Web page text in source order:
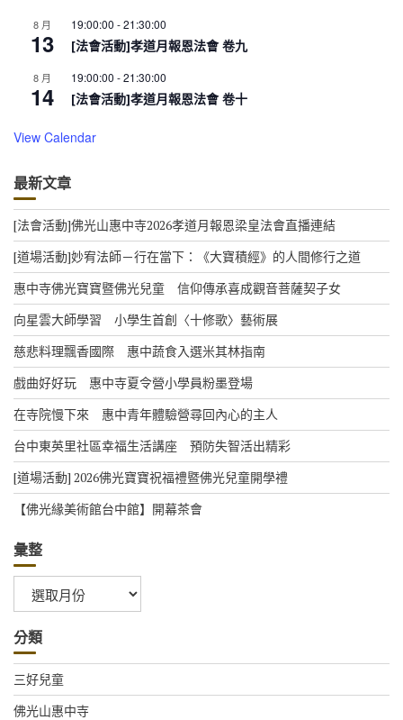
8 月
13
19:00:00 -21:30:00
[法會活動]孝道月報恩法會 卷九
8 月
14
19:00:00 -21:30:00
[法會活動]孝道月報恩法會 卷十
View Calendar
最新文章
[法會活動]佛光山惠中寺2026孝道月報恩梁皇法會直播連結
[道場活動]妙宥法師－行在當下：《大寶積經》的人間修行之道
惠中寺佛光寶寶暨佛光兒童 信仰傳承喜成觀音菩薩契子女
向星雲大師學習 小學生首創〈十修歌〉藝術展
慈悲料理飄香國際 惠中蔬食入選米其林指南
戲曲好好玩 惠中寺夏令營小學員粉墨登場
在寺院慢下來 惠中青年體驗營尋回內心的主人
台中東英里社區幸福生活講座 預防失智活出精彩
[道場活動] 2026佛光寶寶祝福禮暨佛光兒童開學禮
【佛光緣美術館台中館】開幕茶會
彙整
分類
三好兒童
佛光山惠中寺